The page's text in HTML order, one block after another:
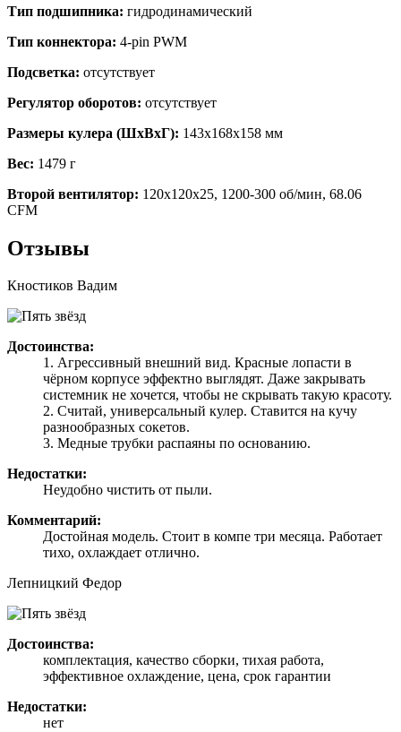
Тип подшипника: гидродинамический
Тип коннектора: 4-pin PWM
Подсветка: отсутствует
Регулятор оборотов: отсутствует
Размеры кулера (ШхВxГ): 143x168x158 мм
Вес: 1479 г
Второй вентилятор: 120х120х25, 1200-300 об/мин, 68.06
CFM
Отзывы
Кностиков Вадим
Достоинства:
1. Агрессивный внешний вид. Красные лопасти в
чёрном корпусе эффектно выглядят. Даже закрывать
системник не хочется, чтобы не скрывать такую красоту.
2. Считай, универсальный кулер. Ставится на кучу
разнообразных сокетов.
3. Медные трубки распаяны по основанию.
Недостатки:
Неудобно чистить от пыли.
Комментарий:
Достойная модель. Стоит в компе три месяца. Работает
тихо, охлаждает отлично.
Лепницкий Федор
Достоинства:
комплектация, качество сборки, тихая работа,
эффективное охлаждение, цена, срок гарантии
Недостатки:
нет